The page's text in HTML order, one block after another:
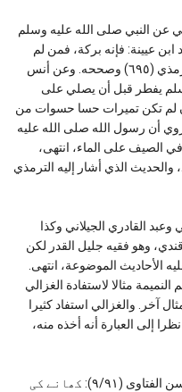
عن النبي صلى الله عليه وسلم
عيينة: فإنه بركة، فمن لم
يجد فليفطر على ماء فإنه طهور، رواه الترمذي (٦۹٥) وصححه. وعن أنس
يفطر قبل أن يصلي على
لم تكن تميرات حسا حسوات من
وقال: وروي أن رسول الله صلى الله عليه
الصيف على الماء، انتهی،
والحدیث الذي أشار إلیه الترمذي
القادري الجيلاني وكذا
وهو فقيه جليل القدر لكن
(١٦/٣٢٣): وتروج عليه الأحاديث الموضوعة، انتهى.
مثالا لاستفادة الغزالي
آخر. والغزالي استفاد كثيرا
إلى العبارة أنه أخذه منه،
وقال المفتي رشيد أحمد اللديانوي في أحسن الفتاوى (٩/٩١): کھانے کی